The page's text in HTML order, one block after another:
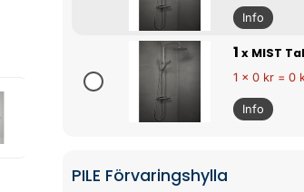
Info
1 x MIST
1 x 0 kr = 0
Info
PILE Förvaringshylla